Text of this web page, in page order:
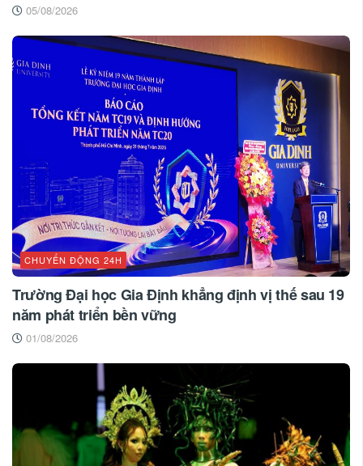
05/08/2026
CHUYỂN ĐỘNG 24H
Trường Đại học Gia Định khẳng định vị thế sau 19
năm phát triển bền vững
01/08/2026